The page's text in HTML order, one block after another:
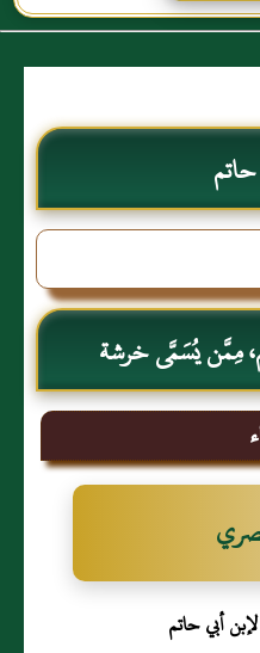
مِمَّن يُسَمَّى خرشة
أبي حاتم